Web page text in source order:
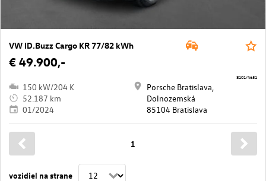
VW ID.Buzz Cargo KR 77/82 kWh
€ 49.900,-
150 kW/204 K
52.187 km
01/2024
Porsche Bratislava,
Dolnozemská
85104 Bratislava
8101/4651
vozidiel na strane
1